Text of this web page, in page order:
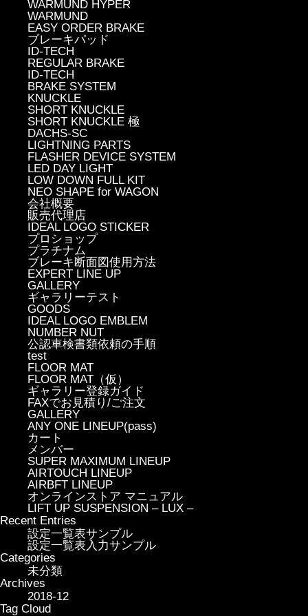
WARMUND HYPER
WARMUND
EASY ORDER BRAKE
ブレーキパッド
ID-TECH
REGULAR BRAKE
ID-TECH
BRAKE SYSTEM
KNUCKLE
SHORT KNUCKLE
SHORT KNUCKLE 極
DACHS-SC
LIGHTNING PARTS
FLASHER DEVICE SYSTEM
LED DAY LIGHT
LOW DOWN FULL KIT
NEO SHAPE for WAGON
会社概要
販売代理店
IDEAL LOGO STICKER
プロショップ
プラチナム
ブレーキ断面図使用方法
EXPERT LINE UP
GALLERY
ギャラリーテスト
GOODS
IDEAL LOGO EMBLEM
NUMBER NUT
公認車検書類依頼の手順
test
FLOOR MAT
FLOOR MAT（仮）
ギャラリー登録ガイド
FAXでお見積り/ご注文
GALLERY
ANY ONE LINEUP(pass)
カート
メンバー
SUPER MAXIMUM LINEUP
AIRTOUCH LINEUP
AIRBFT LINEUP
オンラインストア マニュアル
LIFT UP SUSPENSION – LUX –
Recent Entries
設定一覧表サンプル
設定一覧表入力サンプル
Categories
未分類
Archives
2018-12
Tag Cloud